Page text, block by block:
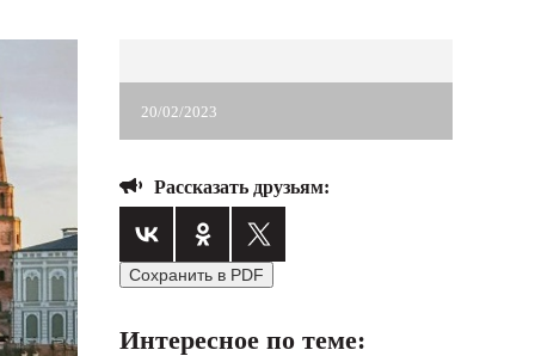
ГОРОДСКОЙ ПОРТАЛ
20/02/2023
Рассказать друзьям:
Сохранить в PDF
Интересное по теме: